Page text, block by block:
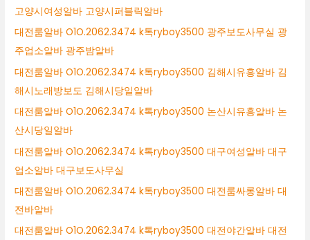
고양시여성알바 고양시퍼블릭알바
대전룸알바 O1O.2062.3474 k톡ryboy3500 광주보도사무실 광
주업소알바 광주밤알바
대전룸알바 O1O.2062.3474 k톡ryboy3500 김해시유흥알바 김
해시노래방보도 김해시당일알바
대전룸알바 O1O.2062.3474 k톡ryboy3500 논산시유흥알바 논
산시당일알바
대전룸알바 O1O.2062.3474 k톡ryboy3500 대구여성알바 대구
업소알바 대구보도사무실
대전룸알바 O1O.2062.3474 k톡ryboy3500 대전룸싸롱알바 대
전바알바
대전룸알바 O1O.2062.3474 k톡ryboy3500 대전야간알바 대전